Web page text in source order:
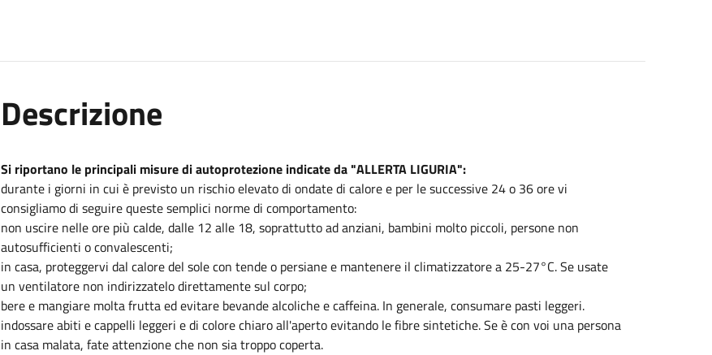
Descrizione
Si riportano le principali misure di autoprotezione indicate da "ALLERTA LIGURIA":
durante i giorni in cui è previsto un rischio elevato di ondate di calore e per le successive 24 o 36 ore vi
consigliamo di seguire queste semplici norme di comportamento:
non uscire nelle ore più calde, dalle 12 alle 18, soprattutto ad anziani, bambini molto piccoli, persone non
autosufficienti o convalescenti;
in casa, proteggervi dal calore del sole con tende o persiane e mantenere il climatizzatore a 25-27°C. Se usate
un ventilatore non indirizzatelo direttamente sul corpo;
bere e mangiare molta frutta ed evitare bevande alcoliche e caffeina. In generale, consumare pasti leggeri.
indossare abiti e cappelli leggeri e di colore chiaro all'aperto evitando le fibre sintetiche. Se è con voi una persona
in casa malata, fate attenzione che non sia troppo coperta.